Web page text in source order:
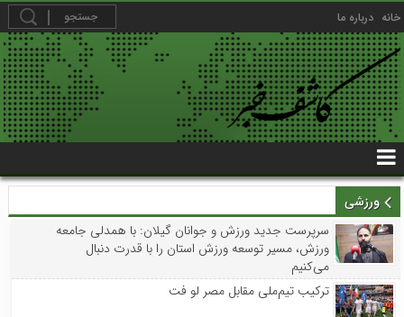
خانه درباره ما
ورزشی
سرپرست جدید ورزش و جوانان گیلان: با همدلی جامعه
ورزش، مسیر توسعه ورزش استان را با قدرت دنبال
می‌کنیم
ترکیب تیم‌ملی مقابل مصر لو فت